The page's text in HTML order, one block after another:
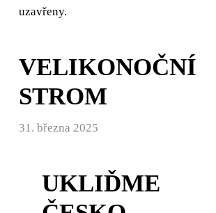
uzavřeny.
VELIKONOČNÍ
STROM
31. března 2025
UKLIĎME